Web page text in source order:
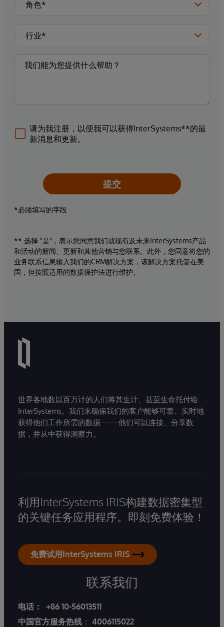
请为我注册，以便我可以获得InterSystems**的最
新消息和更新。
提交
*必须填写的字段
** 选择 "是"，表示您同意我们就现有及未来InterSystems产品
和活动的新闻、更新和其他营销与您联系。此外，您同意将您的
业务联系信息输入我们的CRM解决方案，该解决方案托管在美
国，但按照适用的数据保护法进行维护。
世界各地数以百万计的人们将其生计、甚至生命托付给
InterSystems。我们来确保我们的客户能够可靠、实时地
获得他们工作所需的数据——他们可以连接、分享数
据，并从中获得洞察力。
利用InterSystems IRIS构建数据密集型
的关键任务应用程序。即刻免费体验！
免费试用InterSystems IRIS
联系我们
电话：
+86 10-56013511
中国官方服务热线 ： 4006115022